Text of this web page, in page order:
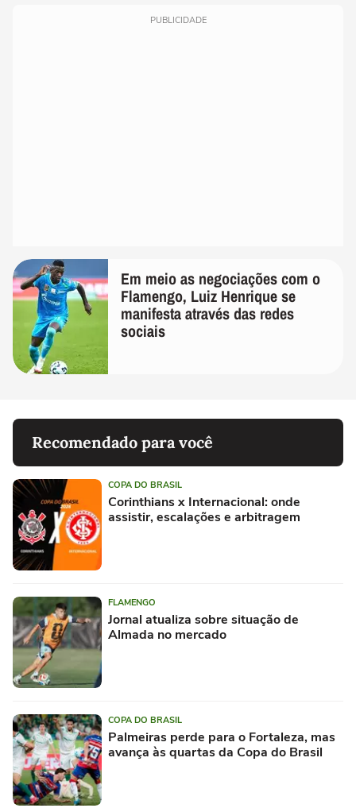
PUBLICIDADE
Em meio as negociações com o
Flamengo, Luiz Henrique se
manifesta através das redes
sociais
Recomendado para você
COPA DO BRASIL
Corinthians x Internacional: onde
assistir, escalações e arbitragem
FLAMENGO
Jornal atualiza sobre situação de
Almada no mercado
COPA DO BRASIL
Palmeiras perde para o Fortaleza, mas
avança às quartas da Copa do Brasil